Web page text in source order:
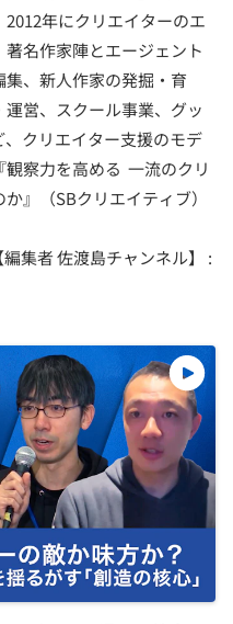
年にクリエイターのエ
名作家陣とエージェント
、新人作家の発掘・育
営、スクール事業、グッ
クリエイター支援のモデ
察力を高める 一流のクリ
』（SBクリエイティブ）
集者 佐渡島チャンネル】 :